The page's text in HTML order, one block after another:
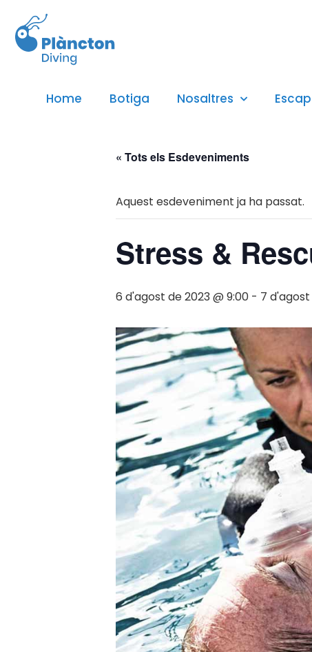
Home Botiga Nosaltres
« Tots els Esdeveniments
Aquest esdeveniment ja ha passat.
Stress &
6 d'agost de 2023 @ 9:00 - 7 d'agost